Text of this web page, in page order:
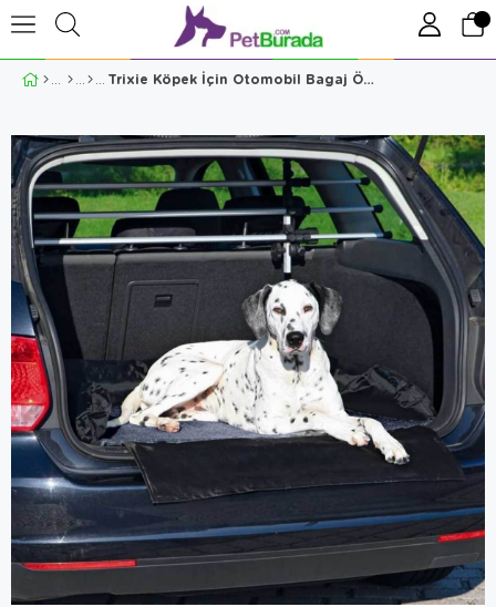
Trixie Köpek İçin Otomobil Bagaj Örtüsü